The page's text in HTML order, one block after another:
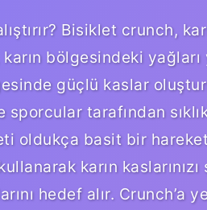
Bisiklet crunch,
bölgesindeki yağları
güçlü kaslar
sporcular tarafından
oldukça basit bir
kullanarak karın
hedef alır. Crunch’a